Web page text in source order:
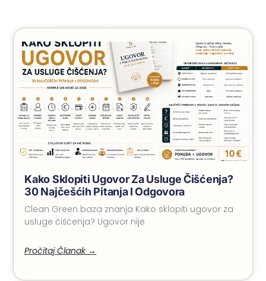
Kako Sklopiti Ugovor Za Usluge Čišćenja?
30 Najčešćih Pitanja I Odgovora
Clean Green baza znanja Kako sklopiti ugovor za
usluge čišćenja? Ugovor nije
Pročitaj Članak →